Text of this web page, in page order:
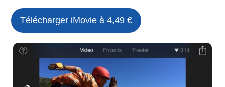
Télécharger iMovie à 4,49 €